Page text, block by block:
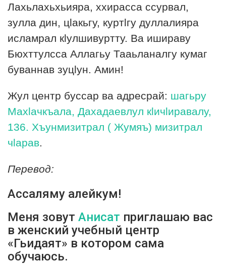
Лахьлахьхьияра, ххирасса ссурвал,
зулла дин, цlакьгу, куртlгу дуллалияра
исламрал кlулшивуртту. Ва ишираву
Бюхттулсса Аллагьу Тааьланалгу кумаг
буваннав зуцlун. Амин!
Жул центр буссар ва адресрай: шагьру
Махlачкъала, Дахадаевлул кlичlиравалу,
136. Хъунмизитрал ( Жумяъ) мизитрал
чlарав
Перевод:
Ассаляму алейкум!
Меня зовут Анисат приглашаю вас
в женский учебный центр
«Гьидаят» в котором сама
обучаюсь.